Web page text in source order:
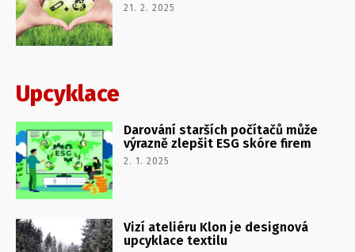
21. 2. 2025
Upcyklace
Darování starších počítačů může
výrazně zlepšit ESG skóre firem
2. 1. 2025
Vizí ateliéru Klon je designová
upcyklace textilu